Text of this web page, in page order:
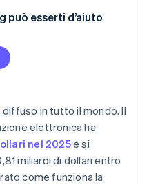
nello stesso settore
può esserti d’aiuto
in tutto il mondo. Il
elettronica ha
nel 2025e si
miliardi di dollari entro
come funziona la